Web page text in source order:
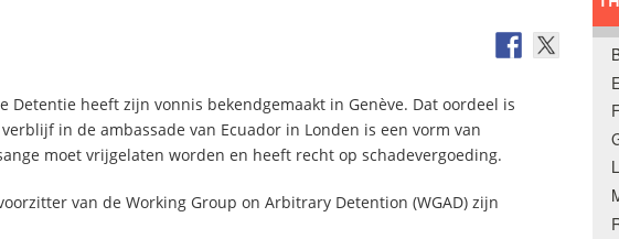
Detentie heeft zijn vonnis bekendgemaakt in Genève. Dat oordeel is
verblijf in de ambassade van Ecuador in Londen is een vorm van
moet vrijgelaten worden en heeft recht op schadevergoeding.
van de Working Group on Arbitrary Detention (WGAD) zijn